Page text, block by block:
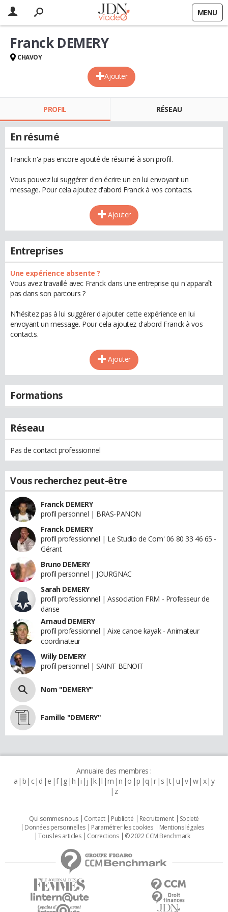
MENU
Ajouter
Franck DEMERY
CHAVOY
PROFIL RÉSEAU
En résumé
Franck n'a pas encore ajouté de résumé à son profil.
Vous pouvez lui suggérer d'en écrire un en lui envoyant un
message. Pour cela ajoutez d'abord Franck à vos contacts.
Ajouter
Entreprises
Une expérience absente ?
Vous avez travaillé avec Franck dans une entreprise qui n'apparaît
pas dans son parcours ?
N'hésitez pas à lui suggérer d'ajouter cette expérience en lui
envoyant un message. Pour cela ajoutez d'abord Franck à vos
contacts.
Ajouter
Formations
Réseau
Pas de contact professionnel
Vous recherchez peut-être
Franck DEMERY
profil personnel | BRAS-PANON
Franck DEMERY
profil professionnel | Le Studio de Com' 06 80 33 46 65 -
Gérant
Bruno DEMERY
profil personnel | JOURGNAC
Sarah DEMERY
profil professionnel | Association FRM - Professeur de
danse
Arnaud DEMERY
profil professionnel | Aixe canoe kayak - Animateur
coordinateur
Willy DEMERY
profil personnel | SAINT BENOIT
Nom "DEMERY"
Famille "DEMERY"
Annuaire des membres :
a b c d e f g h i j k l m n o p q r s t u v w x y
z
Qui sommes nous Contact Publicité Recrutement
Societé
Données personnelles
Paramétrer les cookies
Mentions légales
Tous les articles
Corrections © 2022 CCM Benchmark